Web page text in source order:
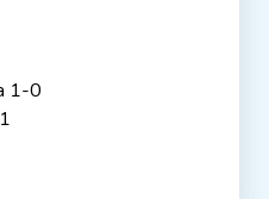
1-0